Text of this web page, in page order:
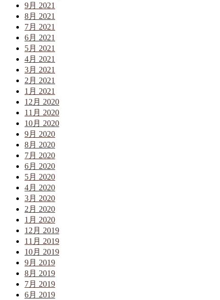
9月 2021
8月 2021
7月 2021
6月 2021
5月 2021
4月 2021
3月 2021
2月 2021
1月 2021
12月 2020
11月 2020
10月 2020
9月 2020
8月 2020
7月 2020
6月 2020
5月 2020
4月 2020
3月 2020
2月 2020
1月 2020
12月 2019
11月 2019
10月 2019
9月 2019
8月 2019
7月 2019
6月 2019